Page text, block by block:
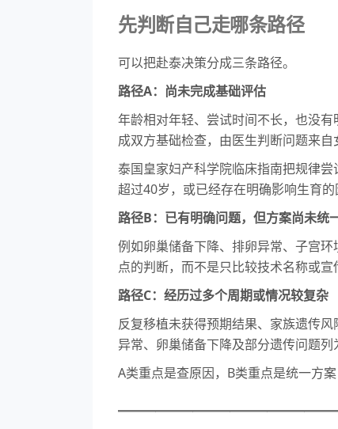
先判断自己走哪条路径
可以把赴泰决策分成三条路径。
路径A：尚未完成基础评估
年龄相对年轻、尝试时间不长，也没
成双方基础检查，由医生判断问题来
泰国皇家妇产科学院临床指南把规律
超过40岁，或已经存在明确影响生育的
路径B：已有明确问题，但方案尚未统
例如卵巢储备下降、排卵异常、子宫
点的判断，而不是只比较技术名称或宣
路径C：经历过多个周期或情况较复杂
反复移植未获得预期结果、家族遗传
异常、卵巢储备下降及部分遗传问题列
A类重点是查原因，B类重点是统一方